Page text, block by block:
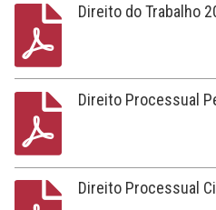
Direito do Trabalho
Direito Processual
Direito Processual